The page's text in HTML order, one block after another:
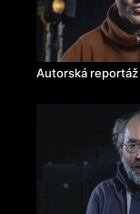
Autorská reportáž